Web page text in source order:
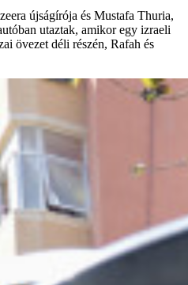
újságírója és Mustafa Thuria,
utaztak, amikor egy izraeli
övezet déli részén, Rafah és